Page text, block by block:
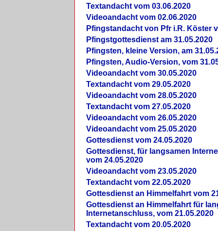
Textandacht vom 03.06.2020
Videoandacht vom 02.06.2020
Pfingstandacht von Pfr i.R. Köster
Pfingstgottesdienst am 31.05.2020
Pfingsten, kleine Version, am
Pfingsten, Audio-Version, vom
Videoandacht vom 30.05.2020
Textandacht vom 29.05.2020
Videoandacht vom 28.05.2020
Textandacht vom 27.05.2020
Videoandacht vom 26.05.2020
Videoandacht vom 25.05.2020
Gottesdienst vom 24.05.2020
Gottesdienst, für langsamen
vom 24.05.2020
Videoandacht vom 23.05.2020
Textandacht vom 22.05.2020
Gottesdienst an Himmelfahrt vom
Gottesdienst an Himmelfahrt für
Internetanschluss, vom 21.05.2020
Textandacht vom 20.05.2020